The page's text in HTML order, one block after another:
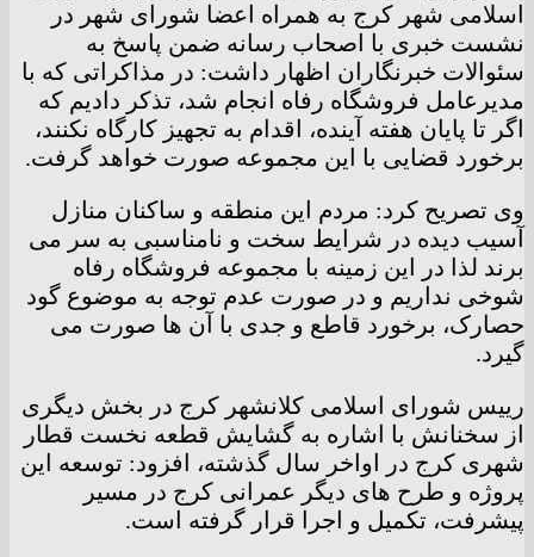
اسلامی شهر کرج به همراه اعضا شورای شهر در
نشست خبری با اصحاب رسانه ضمن پاسخ به
سئوالات خبرنگاران اظهار داشت: در مذاکراتی که با
مدیرعامل فروشگاه رفاه انجام شد، تذکر دادیم که
اگر تا پایان هفته آینده، اقدام به تجهیز کارگاه نکنند،
برخورد قضایی با این مجموعه صورت خواهد گرفت.
وی تصریح کرد: مردم این منطقه و ساکنان منازل
آسیب دیده در شرایط سخت و نامناسبی به سر می
برند لذا در این زمینه با مجموعه فروشگاه رفاه
شوخی نداریم و در صورت عدم توجه به موضوع گود
حصارک، برخورد قاطع و جدی با آن ها صورت می
گیرد.
رییس شورای اسلامی کلانشهر کرج در بخش دیگری
از سخنانش با اشاره به گشایش قطعه نخست قطار
شهری کرج در اواخر سال گذشته، افزود: توسعه این
پروژه و طرح های دیگر عمرانی کرج در مسیر
پیشرفت، تکمیل و اجرا قرار گرفته است.